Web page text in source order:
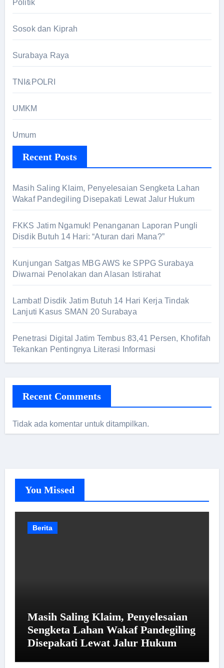
Politik
Sosok dan Kiprah
Surabaya Raya
TNI&POLRI
UMKM
Umum
Recent Posts
Masih Saling Klaim, Penyelesaian Sengketa Lahan
Wakaf Pandegiling Disepakati Lewat Jalur Hukum
FKKS Jatim Ngamuk! Penanganan Laporan Pungli
Disdik Butuh 14 Hari: “Aturan dari Mana?”
Kunjungan Satgas MBG AWS ke SPPG Surabaya
Diwarnai Penolakan dan Alasan Istirahat
Lambat! Disdik Jatim Butuh 14 Hari Kerja Tindak
Lanjuti Kasus SMAN 20 Surabaya
Penetrasi Digital Jatim Tembus 83,41 Persen, Khofifah
Tekankan Pentingnya Literasi Informasi
Recent Comments
Tidak ada komentar untuk ditampilkan.
You Missed
Berita
Masih Saling Klaim, Penyelesaian
Sengketa Lahan Wakaf Pandegiling
Disepakati Lewat Jalur Hukum